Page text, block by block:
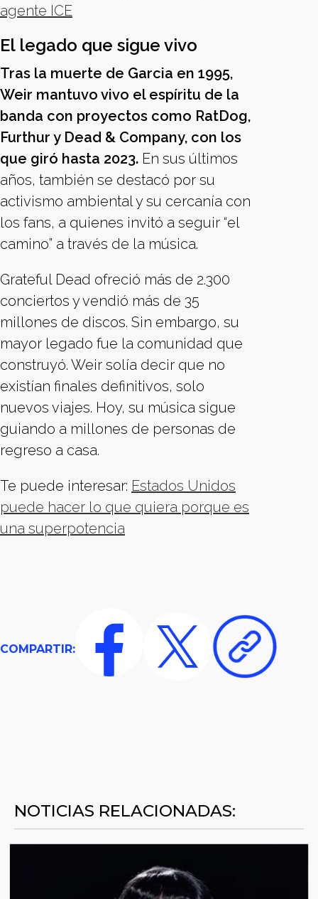
agente ICE
El legado que sigue vivo
Tras la muerte de Garcia en 1995,
Weir mantuvo vivo el espíritu de la
banda con proyectos como RatDog,
Furthur y Dead & Company, con los
que giró hasta 2023. En sus últimos
años, también se destacó por su
activismo ambiental y su cercanía con
los fans, a quienes invitó a seguir “el
camino” a través de la música.
Grateful Dead ofreció más de 2.300
conciertos y vendió más de 35
millones de discos. Sin embargo, su
mayor legado fue la comunidad que
construyó. Weir solía decir que no
existían finales definitivos, solo
nuevos viajes. Hoy, su música sigue
guiando a millones de personas de
regreso a casa.
Te puede interesar: Estados Unidos
puede hacer lo que quiera porque es
una superpotencia
COMPARTIR:
NOTICIAS RELACIONADAS: